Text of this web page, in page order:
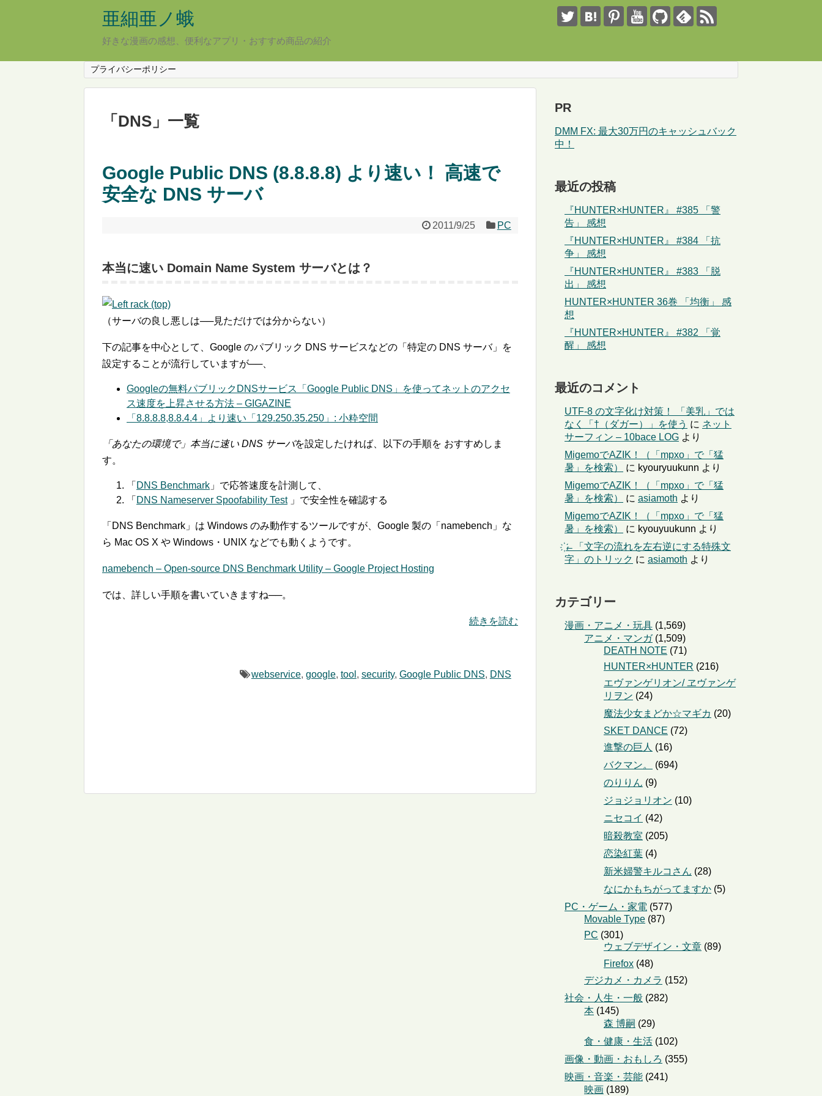
亜細亜ノ蛾
好きな漫画の感想、便利なアプリ・おすすめ商品の紹介
プライバシーポリシー
「 DNS 」 一覧
Google Public DNS (8.8.8.8) より速い！ 高速で
安全な DNS サーバ
2011/9/25 PC
本当に速い Domain Name System サーバとは？
（サーバの良し悪しは──見ただけでは分からない）
下の記事を中心として、Google のパブリック DNS サービスなどの「特定の DNS サーバ」を
設定することが流行していますが──、
Googleの無料パブリックDNSサービス「Google Public DNS」を使ってネットのアクセ
ス速度を上昇させる方法 – GIGAZINE
「8.8.8.8,8.8.4.4」より速い「129.250.35.250」: 小粋空間
「あなたの環境で」本当に速い DNS サーバを設定したければ、以下の手順を おすすめしま
す。
「 DNS Benchmark 」で応答速度を計測して、
「 DNS Nameserver Spoofability Test」で安全性を確認する
「DNS Benchmark」は Windows のみ動作するツールですが、Google 製の「namebench」な
ら Mac OS X や Windows・UNIX などでも動くようです。
namebench – Open-source DNS Benchmark Utility – Google Project Hosting
では、詳しい手順を書いていきますね──。
続きを読む
webservice, google, tool , security, Google Public DNS, DNS
PR
DMM FX: 最大30万円のキャッシュバック
中！
最近の投稿
『HUNTER×HUNTER』 #385 「警
告」 感想
『HUNTER×HUNTER』 #384 「抗
争」 感想
『HUNTER×HUNTER』 #383 「脱
出」 感想
HUNTER×HUNTER 36巻 「均衡」 感
想
『HUNTER×HUNTER』 #382 「覚
醒」 感想
最近のコメント
UTF-8 の文字化け対策！ 「美乳」では
なく「†（ダガー）」を使う に ネット
サーフィン – 10bace LOG より
MigemoでAZIK！（「mpxo」で「猛
暑」を検索）
に kyouryuukunn より
MigemoでAZIK！（「mpxo」で「猛
暑」を検索）
に asiamoth より
MigemoでAZIK！（「mpxo」で「猛
暑」を検索）
に kyouyuukunn より
҉←「文字の流れを左右逆にする特殊文
字」のトリック に asiamoth より
カテゴリー
漫画・アニメ・玩具 (1,569)
アニメ・マンガ(1,509)
DEATH NOTE (71)
HUNTER×HUNTER (216)
エヴァンゲリオン/ ヱヴァンゲ
リヲン (24)
魔法少女まどか☆マギカ (20)
SKET DANCE (72)
進撃の巨人 (16)
バクマン。
(694)
のりりん (9)
ジョジョリオン (10)
ニセコイ (42)
暗殺教室 (205)
恋染紅葉 (4)
新米婦警キルコさん (28)
なにかもちがってますか (5)
PC・ゲーム・家電 (577)
Movable Type (87)
PC (301)
ウェブデザイン・文章 (89)
Firefox (48)
デジカメ・カメラ (152)
社会・人生・一般 (282)
本 (145)
森 博嗣 (29)
食・健康・生活 (102)
画像・動画・おもしろ (355)
映画・音楽・芸能 (241)
映画 (189)